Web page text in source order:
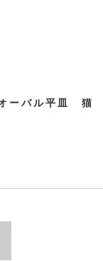
ーバル平皿 猫